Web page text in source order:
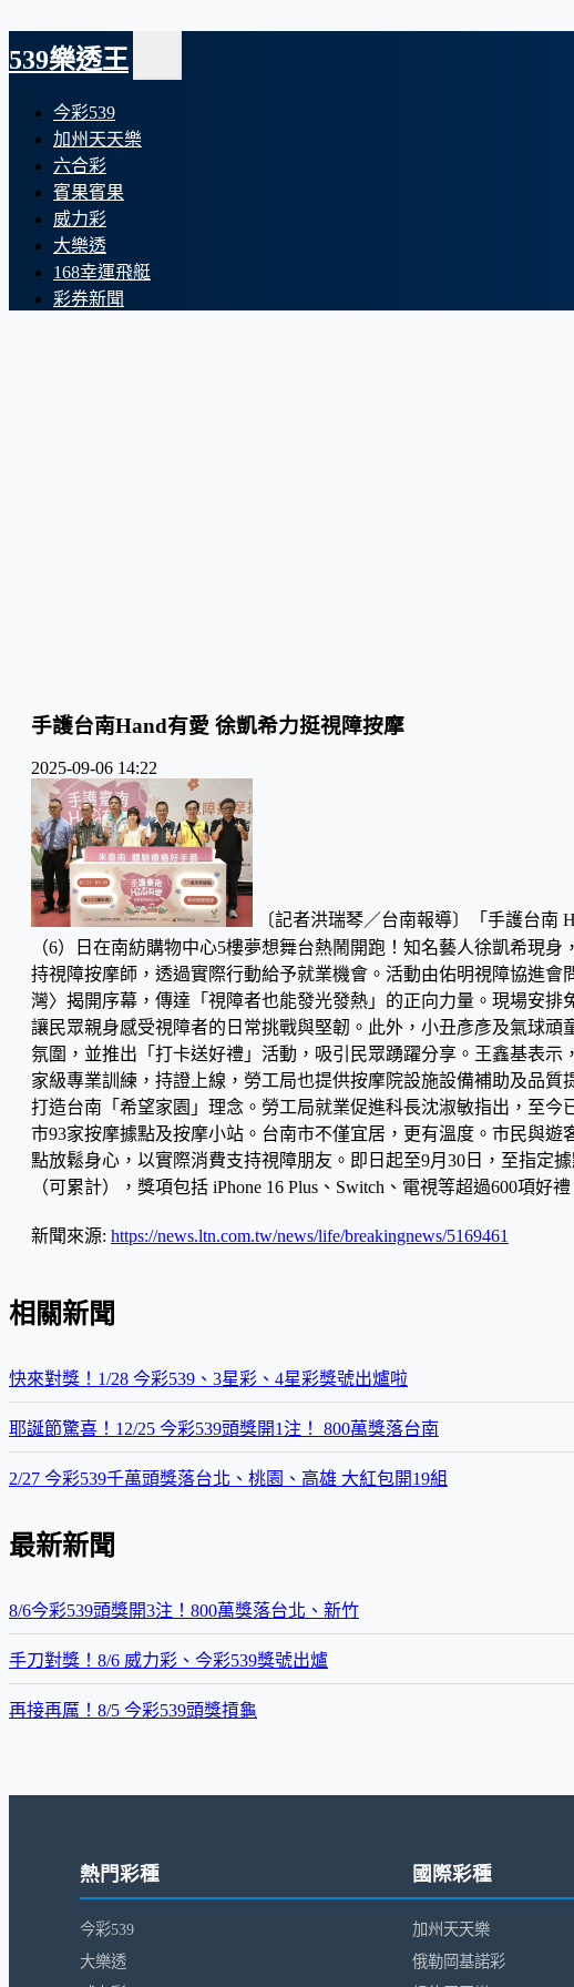
539樂透王
今彩539
加州天天樂
六合彩
賓果賓果
威力彩
大樂透
168幸運飛艇
彩券新聞
手護台南Hand有愛 徐凱希力挺視障按摩
2025-09-06 14:22
〔記者洪瑞琴／台南報導〕「手護台南
（6）日在南紡購物中心5樓夢想舞台熱鬧開跑！知名藝人徐凱希現
持視障按摩師，透過實際行動給予就業機會。活動由佑明視障協進會
灣〉揭開序幕，傳達「視障者也能發光發熱」的正向力量。現場安排
讓民眾親身感受視障者的日常挑戰與堅韌。此外，小丑彥彥及氣球頑
氛圍，並推出「打卡送好禮」活動，吸引民眾踴躍分享。王鑫基表示
家級專業訓練，持證上線，勞工局也提供按摩院設施設備補助及品質
打造台南「希望家園」理念。勞工局就業促進科長沈淑敏指出，至今
市93家按摩據點及按摩小站。台南市不僅宜居，更有溫度。市民與遊
點放鬆身心，以實際消費支持視障朋友。即日起至9月30日，至指定
（可累計），獎項包括 iPhone 16 Plus、Switch、電視等超過600項好禮
新聞來源: https://news.ltn.com.tw/news/life/breakingnews/5169461
相關新聞
快來對獎！1/28 今彩539、3星彩、4星彩獎號出爐啦
耶誕節驚喜！12/25 今彩539頭獎開1注！ 800萬獎落台南
2/27 今彩539千萬頭獎落台北、桃園、高雄 大紅包開19組
最新新聞
8/6今彩539頭獎開3注！800萬獎落台北、新竹
手刀對獎！8/6 威力彩、今彩539獎號出爐
再接再厲！8/5 今彩539頭獎摃龜
熱門彩種
今彩539
大樂透
國際彩種
加州天天樂
俄勒岡基諾彩